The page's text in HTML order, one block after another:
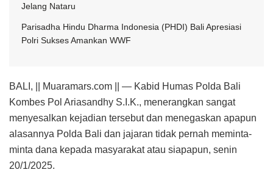
Jelang Nataru
Parisadha Hindu Dharma Indonesia (PHDI) Bali Apresiasi
Polri Sukses Amankan WWF
BALI, || Muaramars.com || — Kabid Humas Polda Bali
Kombes Pol Ariasandhy S.I.K., menerangkan sangat
menyesalkan kejadian tersebut dan menegaskan apapun
alasannya Polda Bali dan jajaran tidak pernah meminta-
minta dana kepada masyarakat atau siapapun, senin
20/1/2025.